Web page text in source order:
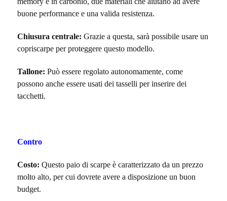
buone performance e una valida resistenza.
Chiusura centrale: Grazie a questa, sarà possibile usare un
copriscarpe per proteggere questo modello.
Tallone: Può essere regolato autonomamente, come
possono anche essere usati dei tasselli per inserire dei
tacchetti.
Contro
Costo: Questo paio di scarpe è caratterizzato da un prezzo
molto alto, per cui dovrete avere a disposizione un buon
budget.